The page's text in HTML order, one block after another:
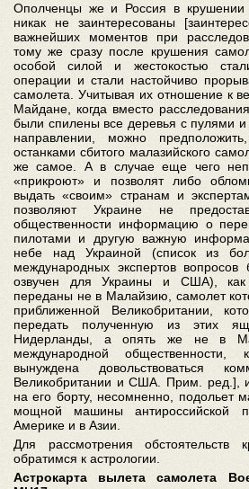
Ополченцы же и Россия в крушении
никак не заинтересованы
важнейших моментов при
тому же сразу после крушения
особой силой и жестокостью
операции и стали настойчиво
самолета. Учитывая их отношение к
Майдане, когда вместо
были спилены все деревья с пулями и
направлении, можно
останками сбитого малазийского
же самое. А в случае еще чего
«прикроют» и позволят либо
выдать «своим» странам и
позволяют Украине не
общественности информацию о
пилотами и другую важную
небе над Украиной (список из
международных экспертов
озвучен для Украины и США),
переданы не в Малайзию, самолет
приближенной Великобритании,
передать полученную из этих
Нидерланды, а опять же не в
международной общественности,
вынуждена довольствоваться
Великобритании и США. Прим. ред.],
на его борту, несомненно, подольет
мощной машины антироссийской
Америке и в Азии.
Для рассмотрения обстоятельств
обратимся к астрологии.
Астрокарта вылета самолета